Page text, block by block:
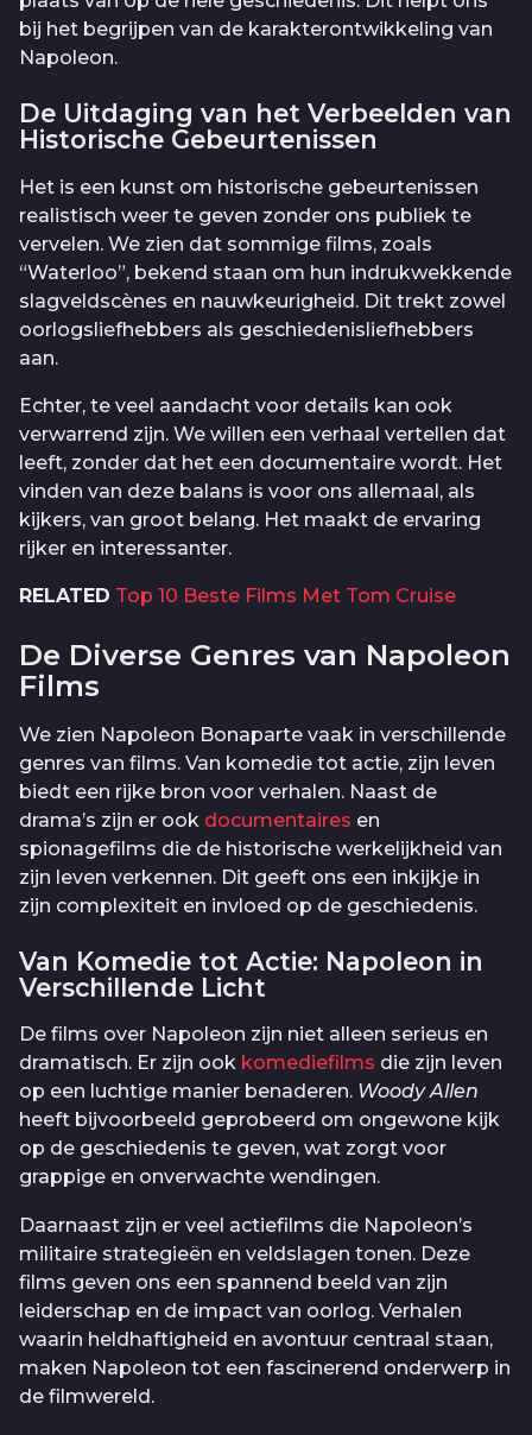
bij het begrijpen van de karakterontwikkeling van
Napoleon.
De Uitdaging van het Verbeelden van
Historische Gebeurtenissen
Het is een kunst om historische gebeurtenissen
realistisch weer te geven zonder ons publiek te
vervelen. We zien dat sommige films, zoals
“Waterloo”, bekend staan om hun indrukwekkende
slagveldscènes en nauwkeurigheid. Dit trekt zowel
oorlogsliefhebbers als geschiedenisliefhebbers
aan.
Echter, te veel aandacht voor details kan ook
verwarrend zijn. We willen een verhaal vertellen dat
leeft, zonder dat het een documentaire wordt. Het
vinden van deze balans is voor ons allemaal, als
kijkers, van groot belang. Het maakt de ervaring
rijker en interessanter.
RELATED Top 10 Beste Films Met Tom Cruise
De Diverse Genres van Napoleon
Films
We zien Napoleon Bonaparte vaak in verschillende
genres van films. Van komedie tot actie, zijn leven
biedt een rijke bron voor verhalen. Naast de
drama’s zijn er ook documentaires en
spionagefilms die de historische werkelijkheid van
zijn leven verkennen. Dit geeft ons een inkijkje in
zijn complexiteit en invloed op de geschiedenis.
Van Komedie tot Actie: Napoleon in
Verschillende Licht
De films over Napoleon zijn niet alleen serieus en
dramatisch. Er zijn ook komediefilms die zijn leven
op een luchtige manier benaderen. Woody Allen
heeft bijvoorbeeld geprobeerd om ongewone kijk
op de geschiedenis te geven, wat zorgt voor
grappige en onverwachte wendingen.
Daarnaast zijn er veel actiefilms die Napoleon’s
militaire strategieën en veldslagen tonen. Deze
films geven ons een spannend beeld van zijn
leiderschap en de impact van oorlog. Verhalen
waarin heldhaftigheid en avontuur centraal staan,
maken Napoleon tot een fascinerend onderwerp in
de filmwereld.